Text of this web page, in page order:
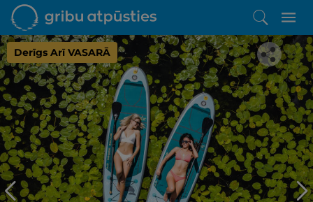
Derīgs Arī VASARĀ
Iepatikās šis piedāvājums?
Līdz brīnišķīgai atpūtai atlikuši tikai daži soļi